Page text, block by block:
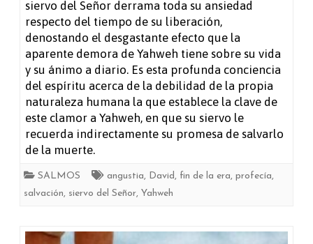
siervo del Señor derrama toda su ansiedad
respecto del tiempo de su liberación,
denostando el desgastante efecto que la
aparente demora de Yahweh tiene sobre su vida
y su ánimo a diario. Es esta profunda conciencia
del espíritu acerca de la debilidad de la propia
naturaleza humana la que establece la clave de
este clamor a Yahweh, en que su siervo le
recuerda indirectamente su promesa de salvarlo
de la muerte.
SALMOS angustia, David, fin de la era, profecía,
salvación, siervo del Señor, Yahweh